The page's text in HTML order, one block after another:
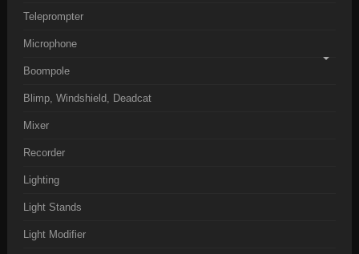
Teleprompter
Microphone
Boompole
Blimp, Windshield, Deadcat
Mixer
Recorder
Lighting
Light Stands
Light Modifier